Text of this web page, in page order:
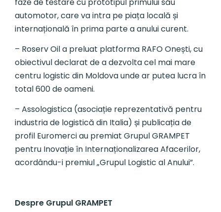
automotor, care va intra pe piața locală și
internațională în prima parte a anului curent.
– Roserv Oil a preluat platforma RAFO Onești, cu
obiectivul declarat de a dezvolta cel mai mare
centru logistic din Moldova unde ar putea lucra în
total 600 de oameni.
– Assologistica (asociație reprezentativă pentru
industria de logistică din Italia) și publicația de
profil Euromerci au premiat Grupul GRAMPET
pentru Inovație în Internaționalizarea Afacerilor,
acordându-i premiul „Grupul Logistic al Anului”.
Despre Grupul GRAMPET